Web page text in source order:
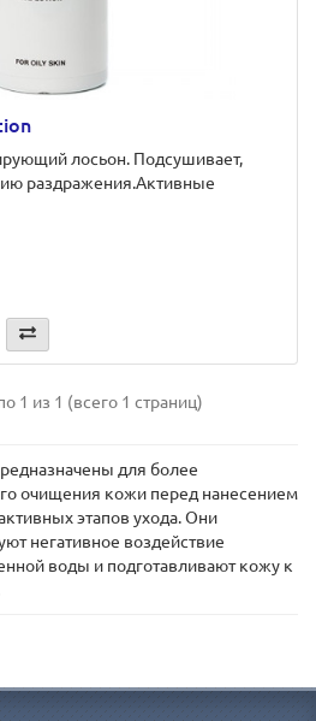
лосьон. Подсушивает,
раздражения.Активные
1 из 1 (всего 1 страниц)
для более
очищения кожи перед нанесением
этапов ухода. Они
негативное воздействие
воды и подготавливают кожу к